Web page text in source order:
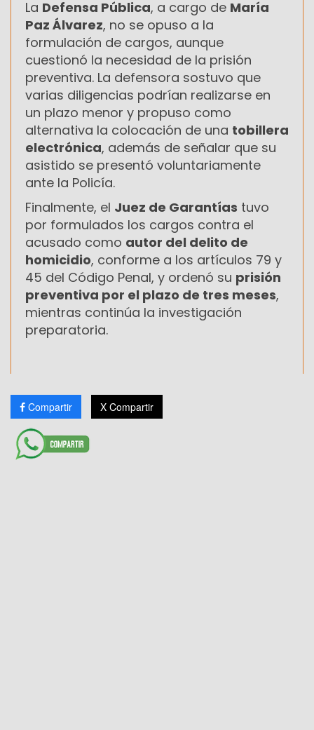
La Defensa Pública, a cargo de María
Paz Álvarez, no se opuso a la
formulación de cargos, aunque
cuestionó la necesidad de la prisión
preventiva. La defensora sostuvo que
varias diligencias podrían realizarse en
un plazo menor y propuso como
alternativa la colocación de una tobillera
electrónica, además de señalar que su
asistido se presentó voluntariamente
ante la Policía.
Finalmente, el Juez de Garantías tuvo
por formulados los cargos contra el
acusado como autor del delito de
homicidio, conforme a los artículos 79 y
45 del Código Penal, y ordenó su prisión
preventiva por el plazo de tres meses,
mientras continúa la investigación
preparatoria.
Compartir X Compartir